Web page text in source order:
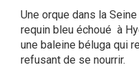
Une orque dans la
requin bleu échoué à
une baleine béluga qui
refusant de se nourrir.